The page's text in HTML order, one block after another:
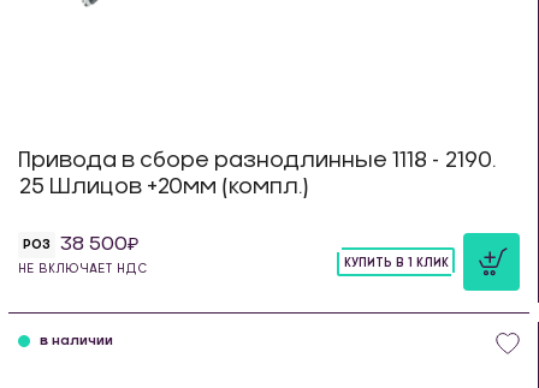
Привода в сборе разнодлинные 1118 - 2190.
25 Шлицов +20мм (компл.)
РОЗ 38 500
НЕ ВКЛЮЧАЕТ НДС
КУПИТЬ В 1 КЛИК
в наличии